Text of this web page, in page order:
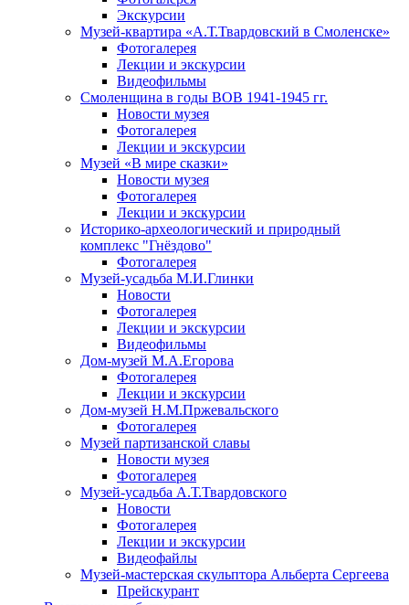
Экскурсии
Музей-квартира «А.Т.Твардовский в Смоленске»
Фотогалерея
Лекции и экскурсии
Видеофильмы
Смоленщина в годы ВОВ 1941-1945 гг.
Новости музея
Фотогалерея
Лекции и экскурсии
Музей «В мире сказки»
Новости музея
Фотогалерея
Лекции и экскурсии
Историко-археологический и природный
комплекс "Гнёздово"
Фотогалерея
Музей-усадьба М.И.Глинки
Новости
Фотогалерея
Лекции и экскурсии
Видеофильмы
Дом-музей М.А.Егорова
Фотогалерея
Лекции и экскурсии
Дом-музей Н.М.Пржевальского
Фотогалерея
Музей партизанской славы
Новости музея
Фотогалерея
Музей-усадьба А.Т.Твардовского
Новости
Фотогалерея
Лекции и экскурсии
Видеофайлы
Музей-мастерская скульптора Альберта Сергеева
Прейскурант